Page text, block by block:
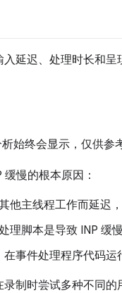
入延迟、处理时长和
始终会显示，仅供参
慢的根本原因：
他主线程工作而延迟
理脚本是导致 INP 缓
事件处理程序代码运
制时尝试多种不同的